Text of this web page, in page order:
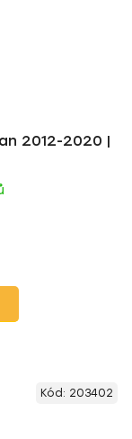
2012-2020 |
Kód: 203402